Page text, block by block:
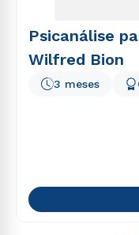
Psicanálise
Wilfred Bion
3 meses